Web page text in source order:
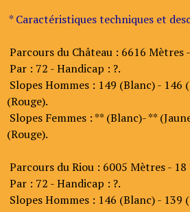
* Caractéristiques techniques et
Parcours du Château : 6616 Mètres
Par : 72 - Handicap : ?.
Slopes Hommes : 149 (Blanc) - 146
(Rouge).
Slopes Femmes : ** (Blanc)- **
(Rouge).
Parcours du Riou : 6005 Mètres - 18
Par : 72 - Handicap : ?.
Slopes Hommes : 146 (Blanc) - 139